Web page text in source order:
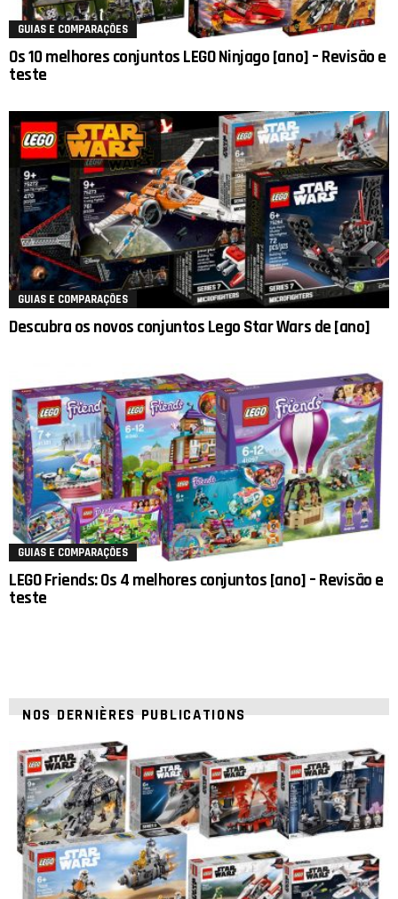
GUIAS E COMPARAÇÕES
Os 10 melhores conjuntos LEGO Ninjago [ano] – Revisão e
teste
GUIAS E COMPARAÇÕES
Descubra os novos conjuntos Lego Star Wars de [ano]
GUIAS E COMPARAÇÕES
LEGO Friends: Os 4 melhores conjuntos [ano] – Revisão e
teste
NOS DERNIÈRES PUBLICATIONS